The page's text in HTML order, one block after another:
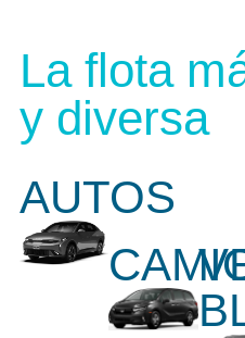
La flota
y diversa
AUTOS